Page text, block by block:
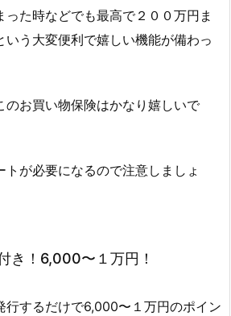
った時などでも最高で２００万円ま
いう大変便利で嬉しい機能が備わっ
のお買い物保険はかなり嬉しいで
が必要になるので注意しましょ
き！6,000〜１万円！
行するだけで6,000〜１万円のポイン